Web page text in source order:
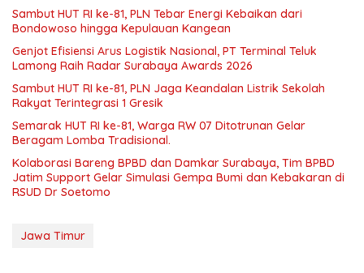
Sambut HUT RI ke-81, PLN Tebar Energi Kebaikan dari
Bondowoso hingga Kepulauan Kangean
Genjot Efisiensi Arus Logistik Nasional, PT Terminal Teluk
Lamong Raih Radar Surabaya Awards 2026
Sambut HUT RI ke-81, PLN Jaga Keandalan Listrik Sekolah
Rakyat Terintegrasi 1 Gresik
Semarak HUT RI ke-81, Warga RW 07 Ditotrunan Gelar
Beragam Lomba Tradisional.
Kolaborasi Bareng BPBD dan Damkar Surabaya, Tim BPBD
Jatim Support Gelar Simulasi Gempa Bumi dan Kebakaran di
RSUD Dr Soetomo
Jawa Timur